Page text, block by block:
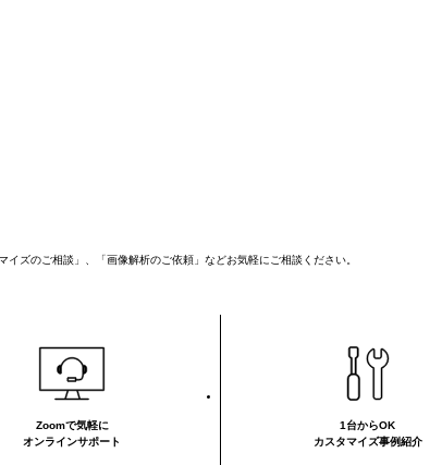
ズのご相談」、「画像解析のご依頼」などお気軽にご相談ください。
Zoomで気軽に
オンラインサポート
1台からOK
カスタマイズ事例紹介